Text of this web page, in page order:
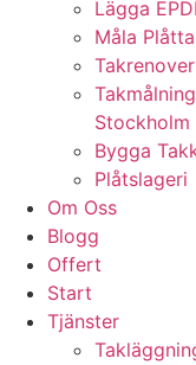
Lägga
Måla
Stockholm
Bygga
Plåtslageri
Om Oss
Blogg
Offert
Start
Tjänster